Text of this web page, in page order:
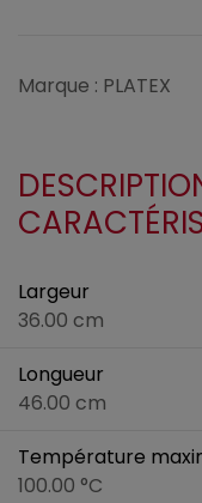
Marque : PLATEX
Largeur
36.00 cm
Longueur
46.00 cm
Température
100.00 °C